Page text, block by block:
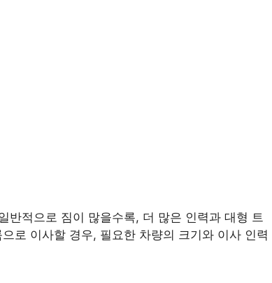
반적으로 짐이 많을수록, 더 많은 인력과 대형 트
로 이사할 경우, 필요한 차량의 크기와 이사 인력